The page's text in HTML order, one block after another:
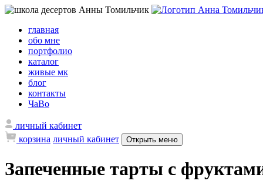
главная
обо мне
портфолио
каталог
живые мк
блог
контакты
ЧаВо
личный кабинет
корзина личный кабинет Открыть меню
Запеченные тарты с